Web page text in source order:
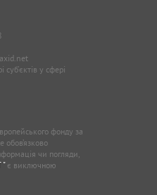
суб'єктів у сфері
фонду за
обов’язково
чи погляди,
"є виключною